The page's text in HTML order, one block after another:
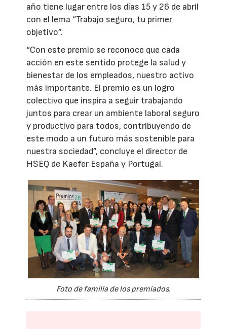
año tiene lugar entre los días 15 y 26 de abril
con el lema “Trabajo seguro, tu primer
objetivo”.
“Con este premio se reconoce que cada
acción en este sentido protege la salud y
bienestar de los empleados, nuestro activo
más importante. El premio es un logro
colectivo que inspira a seguir trabajando
juntos para crear un ambiente laboral seguro
y productivo para todos, contribuyendo de
este modo a un futuro más sostenible para
nuestra sociedad”, concluye el director de
HSEQ de Kaefer España y Portugal.
Foto de familia de los premiados.